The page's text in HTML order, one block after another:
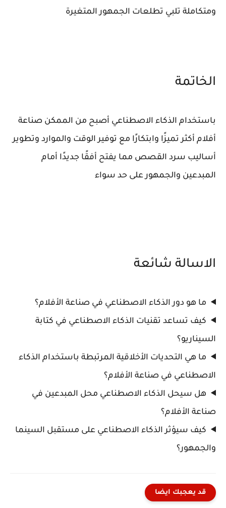
ومتكاملة تلبي تطلعات الجمهور المتغيرة
الخاتمة
باستخدام الذكاء الاصطناعي أصبح من الممكن صناعة
أفلام أكثر تميزًا وابتكارًا مع توفير الوقت والموارد وتطوير
أساليب سرد القصص مما يفتح أفقًا جديدًا أمام
المبدعين والجمهور على حد سواء
الاسالة شائعة
ما هو دور الذكاء الاصطناعي في صناعة الأفلام؟
كيف تساعد تقنيات الذكاء الاصطناعي في كتابة
السيناريو؟
ما هي التحديات الأخلاقية المرتبطة باستخدام الذكاء
الاصطناعي في صناعة الأفلام؟
هل سيحل الذكاء الاصطناعي محل المبدعين في
صناعة الأفلام؟
كيف سيؤثر الذكاء الاصطناعي على مستقبل السينما
والجمهور؟
قد يعجبك ايضا